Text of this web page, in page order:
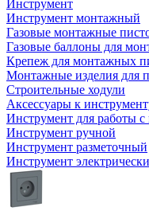
Инструмент
Инструмент монтажный
Газовые монтажные
Газовые баллоны для
Крепеж для монтажных
Монтажные изделия для
Строительные ходули
Аксессуары к
Инструмент для работы с
Инструмент ручной
Инструмент разметочный
Инструмент